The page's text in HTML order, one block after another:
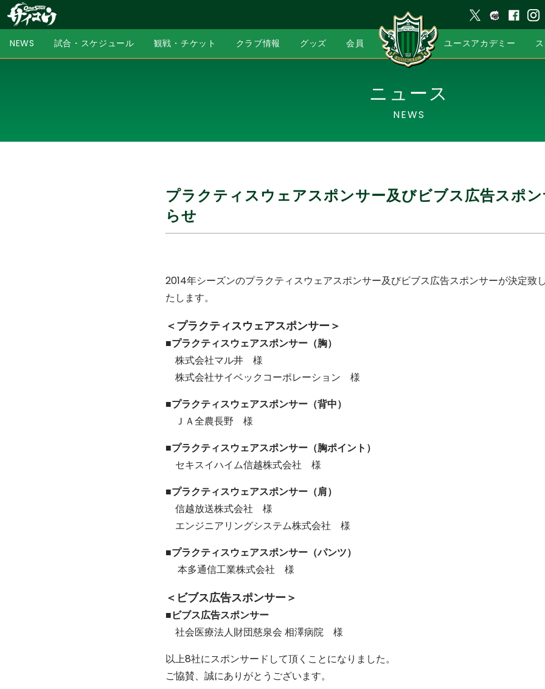
NEWS 試合・スケジュール 観戦・チケット クラブ情報 グッズ 会員 ユースアカデミー
ニュース
NEWS
プラクティスウェアスポンサー及びビブス広告スポ
らせ
2014年シーズンのプラクティスウェアスポンサー及びビブス広告スポンサーが決定致
たします。
＜プラクティスウェアスポンサー＞
■プラクティスウェアスポンサー（胸）
株式会社マル井 様
株式会社サイベックコーポレーション 様
■プラクティスウェアスポンサー（背中）
ＪＡ全農長野 様
■プラクティスウェアスポンサー（胸ポイント）
セキスイハイム信越株式会社 様
■プラクティスウェアスポンサー（肩）
信越放送株式会社 様
エンジニアリングシステム株式会社 様
■プラクティスウェアスポンサー（パンツ）
本多通信工業株式会社 様
＜ビブス広告スポンサー＞
■ビブス広告スポンサー
社会医療法人財団慈泉会 相澤病院 様
以上8社にスポンサードして頂くことになりました。
ご協賛、誠にありがとうございます。